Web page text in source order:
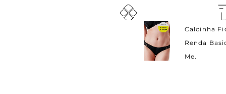
Calcinha
Renda
Me.
DE DESCONTO
em pagamentos com pix
nos
de